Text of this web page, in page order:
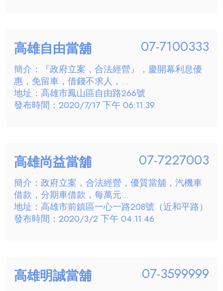
高雄自由當舖 07-7100333
簡介：『政府立案，合法經營』，慶開幕利息優
惠，免留車，借錢不求人，...
地址：高雄市鳳山區自由路266號
發布時間：2020/7/17 下午 06:11:39
高雄尚益當舖 07-7227003
簡介：政府立案，合法經營，優質當舖，汽機車
借款，分期車借款，每萬元...
地址：高雄市前鎮區一心一路208號（近和平路）
發布時間：2020/3/2 下午 04:11:46
高雄明誠當舖 07-3599999